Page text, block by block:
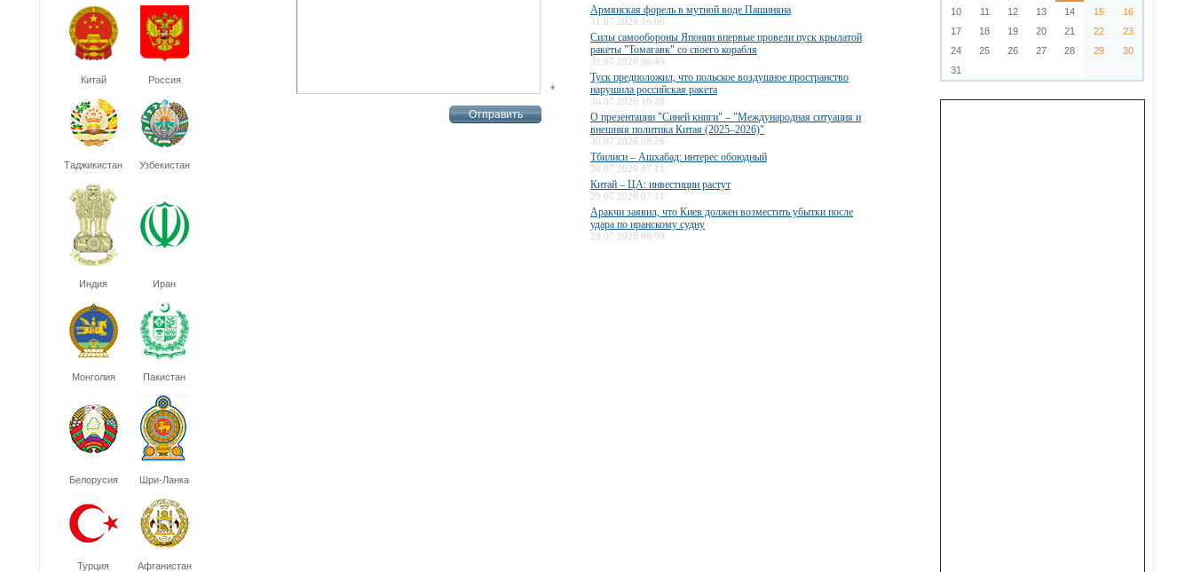
10
11 12 13 14 15
16
17
18 19 20 21 22
23
24
25 26 27 28 29
30
31
Китай Россия
Таджикистан Узбекистан
Индия Иран
Монголия Пакистан
Белорусия Шри-Ланка
Турция Афганистан
*
Армянская форель в мутной воде Пашиняна
31.07.2026 16:06
Силы самообороны Японии впервые провели пуск крылатой
ракеты "Томагавк" со своего корабля
31.07.2026 06:49
Туск предположил, что польское воздушное пространство
нарушила российская ракета
30.07.2026 16:28
О презентации "Синей книги" – "Международная ситуация и
внешняя политика Китая (2025–2026)"
30.07.2026 08:26
Тбилиси – Ашхабад: интерес обоюдный
30.07.2026 07:11
Китай – ЦА: инвестиции растут
29.07.2026 07:11
Аракчи заявил, что Киев должен возместить убытки после
удара по иранскому судну
29.07.2026 06:59